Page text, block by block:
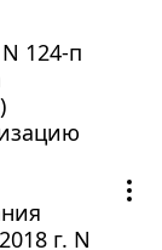
124-п
г. N